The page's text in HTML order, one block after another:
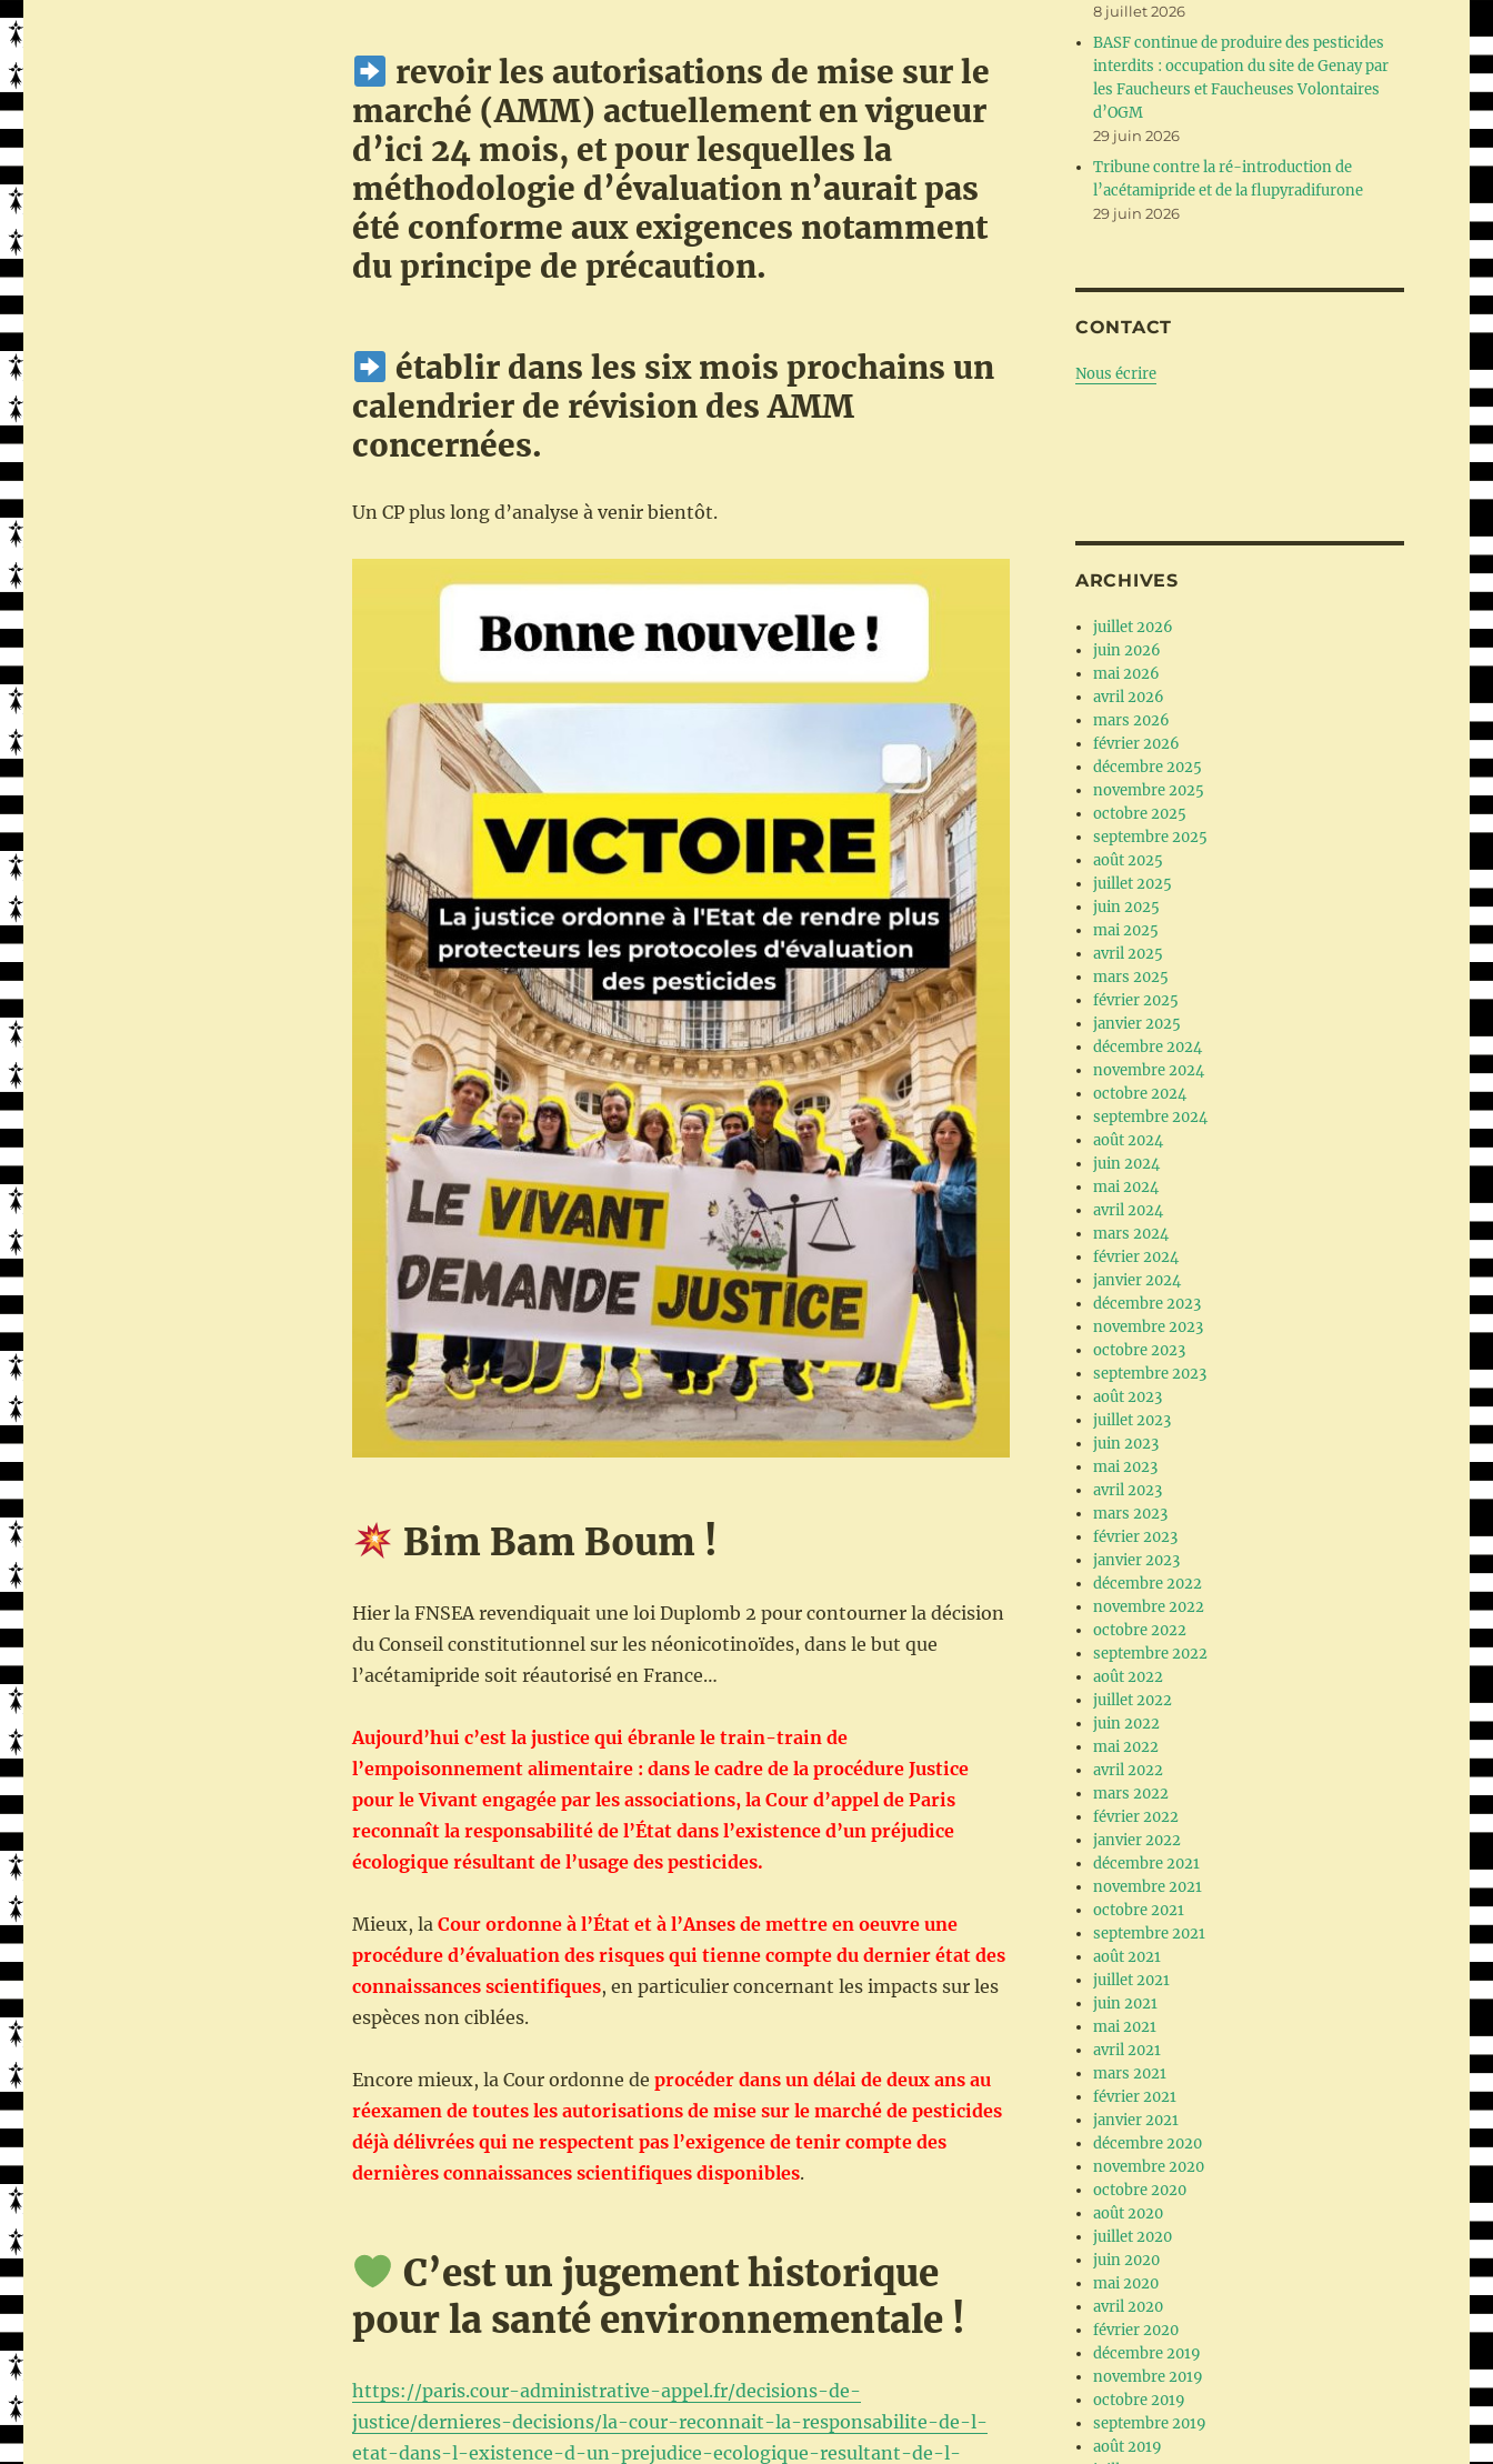
revoir les autorisations de mise sur le
marché (AMM) actuellement en vigueur
d’ici 24 mois, et pour lesquelles la
méthodologie d’évaluation n’aurait pas
été conforme aux exigences notamment
du principe de précaution.
établir dans les six mois prochains un
calendrier de révision des AMM
concernées.
Un CP plus long d’analyse à venir bientôt.
Bim Bam Boum !
Hier la FNSEA revendiquait une loi Duplomb 2 pour contourner la décision
du Conseil constitutionnel sur les néonicotinoïdes, dans le but que
l’acétamipride soit réautorisé en France…
Aujourd’hui c’est la justice qui ébranle le train-train de
l’empoisonnement alimentaire : dans le cadre de la procédure Justice
pour le Vivant engagée par les associations, la Cour d’appel de Paris
reconnaît la responsabilité de l’État dans l’existence d’un préjudice
écologique résultant de l’usage des pesticides.
Mieux, la Cour ordonne à l’État et à l’Anses de mettre en oeuvre une
procédure d’évaluation des risques qui tienne compte du dernier état des
connaissances scientifiques, en particulier concernant les impacts sur les
espèces non ciblées.
Encore mieux, la Cour ordonne de procéder dans un délai de deux ans au
réexamen de toutes les autorisations de mise sur le marché de pesticides
déjà délivrées qui ne respectent pas l’exigence de tenir compte des
dernières connaissances scientifiques disponibles.
C’est un jugement historique
pour la santé environnementale !
https://paris.cour-administrative-appel.fr/decisions-de-
justice/dernieres-decisions/la-cour-reconnait-la-responsabilite-de-l-
etat-dans-l-existence-d-un-prejudice-ecologique-resultant-de-l-
8 juillet 2026
BASF continue de produire des pesticides
interdits : occupation du site de Genay par
les Faucheurs et Faucheuses Volontaires
d’OGM
29 juin 2026
Tribune contre la ré-introduction de
l’acétamipride et de la flupyradifurone
29 juin 2026
CONTACT
Nous écrire
ARCHIVES
juillet 2026
juin 2026
mai 2026
avril 2026
mars 2026
février 2026
décembre 2025
novembre 2025
octobre 2025
septembre 2025
août 2025
juillet 2025
juin 2025
mai 2025
avril 2025
mars 2025
février 2025
janvier 2025
décembre 2024
novembre 2024
octobre 2024
septembre 2024
août 2024
juin 2024
mai 2024
avril 2024
mars 2024
février 2024
janvier 2024
décembre 2023
novembre 2023
octobre 2023
septembre 2023
août 2023
juillet 2023
juin 2023
mai 2023
avril 2023
mars 2023
février 2023
janvier 2023
décembre 2022
novembre 2022
octobre 2022
septembre 2022
août 2022
juillet 2022
juin 2022
mai 2022
avril 2022
mars 2022
février 2022
janvier 2022
décembre 2021
novembre 2021
octobre 2021
septembre 2021
août 2021
juillet 2021
juin 2021
mai 2021
avril 2021
mars 2021
février 2021
janvier 2021
décembre 2020
novembre 2020
octobre 2020
août 2020
juillet 2020
juin 2020
mai 2020
avril 2020
février 2020
décembre 2019
novembre 2019
octobre 2019
septembre 2019
août 2019